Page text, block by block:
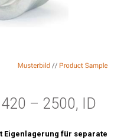
– 2500, ID
Eigenlagerung für separate